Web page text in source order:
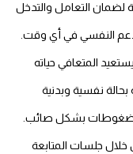
لضمان التعامل والتدخل
النفسي في أي وقت.
المتعافي حياته
بحالة نفسية وبدنية
بشكل صائب.
خلال جلسات المتابعة